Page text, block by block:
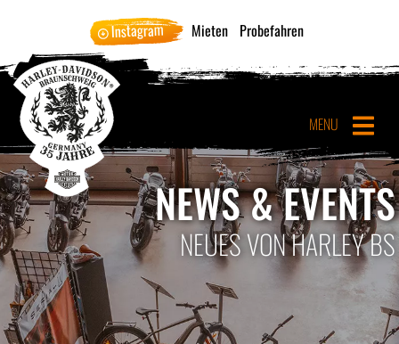
Instagram Mieten Probefahren
MENU
NEWS & EVENTS
NEUES VON HARLEY BS